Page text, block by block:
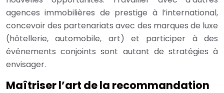
agences immobilières de prestige à l’international,
concevoir des partenariats avec des marques de luxe
(hôtellerie, automobile, art) et participer à des
événements conjoints sont autant de stratégies à
envisager.
Maîtriser l’art de la recommandation